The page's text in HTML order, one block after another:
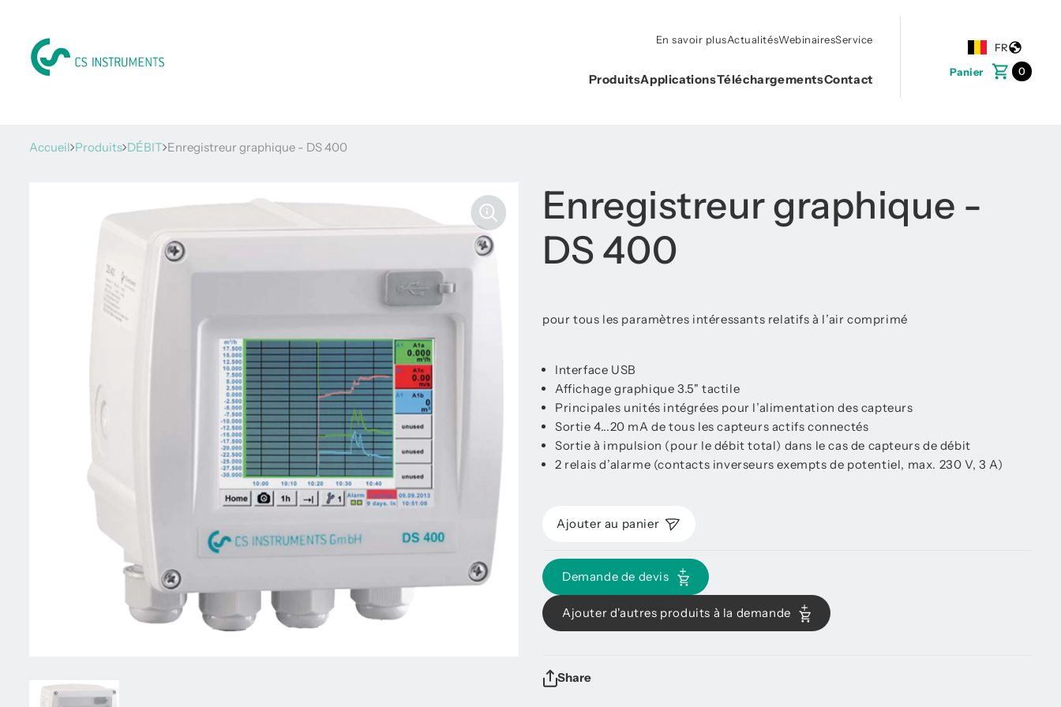
FR
Panier
0
En savoir plusActualitésWebinairesService
ProduitsApplicationsTéléchargementsContact
Accueil Produits DÉBIT Enregistreur graphique - DS 400
Enregistreur graphique -
DS 400
pour tous les paramètres intéressants relatifs à l’air comprimé
Interface USB
Affichage graphique 3.5" tactile
Principales unités intégrées pour l’alimentation des capteurs
Sortie 4...20 mA de tous les capteurs actifs connectés
Sortie à impulsion (pour le débit total) dans le cas de capteurs de débit
2 relais d’alarme (contacts inverseurs exempts de potentiel, max. 230 V, 3 A)
Ajouter au panier
Demande de devis
Ajouter d'autres produits à la demande
Share